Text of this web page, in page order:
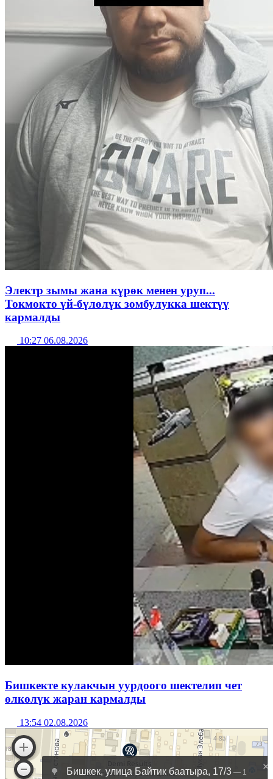
Электр зымы жана күрөк менен уруп...
Токмокто үй-бүлөлүк зомбулукка шектүү
кармалды
10:27 06.08.2026
Бишкекте кулакчын уурдоого шектелип чет
өлкөлүк жаран кармалды
13:54 02.08.2026